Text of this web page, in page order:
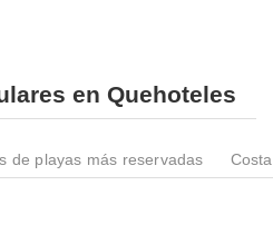
en Quehoteles
de playas más reservadas